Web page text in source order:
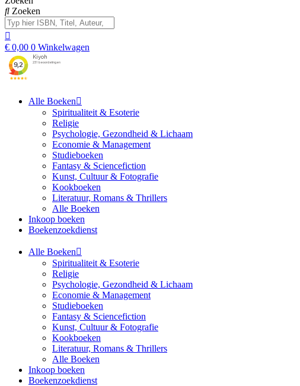
Zoeken
€ 0,00 0 Winkelwagen
Alle Boeken
Spiritualiteit & Esoterie
Religie
Psychologie, Gezondheid & Lichaam
Economie & Management
Studieboeken
Fantasy & Sciencefiction
Kunst, Cultuur & Fotografie
Kookboeken
Literatuur, Romans & Thrillers
Alle Boeken
Inkoop boeken
Boekenzoekdienst
Alle Boeken
Spiritualiteit & Esoterie
Religie
Psychologie, Gezondheid & Lichaam
Economie & Management
Studieboeken
Fantasy & Sciencefiction
Kunst, Cultuur & Fotografie
Kookboeken
Literatuur, Romans & Thrillers
Alle Boeken
Inkoop boeken
Boekenzoekdienst